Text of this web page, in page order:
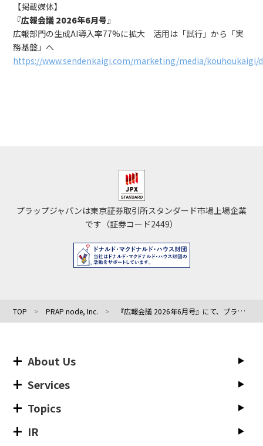
【掲載媒体】
『広報会議 2026年6月号』
広報部門の生成AI導入率77%に拡大 活用は「試行」から「実
務基盤」へ
https://www.sendenkaigi.com/marketing/media/kouhoukaigi/
プラップジャパンは東京証券取引所スタンダード市場上場企業
です（証券コード2449）
TOP PRAP node, Inc. 『広報会議 2026年6月号』にて、プラップノード雨宮が立ち上げた「生成AIを活用した広報研究会」の調査が紹介されました
About Us
Services
Topics
IR